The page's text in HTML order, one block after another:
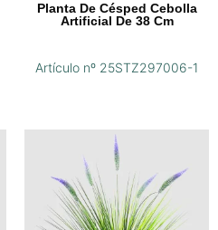
Planta De Césped Cebolla
Artificial De 38 Cm
Artículo nº 25STZ297006-1